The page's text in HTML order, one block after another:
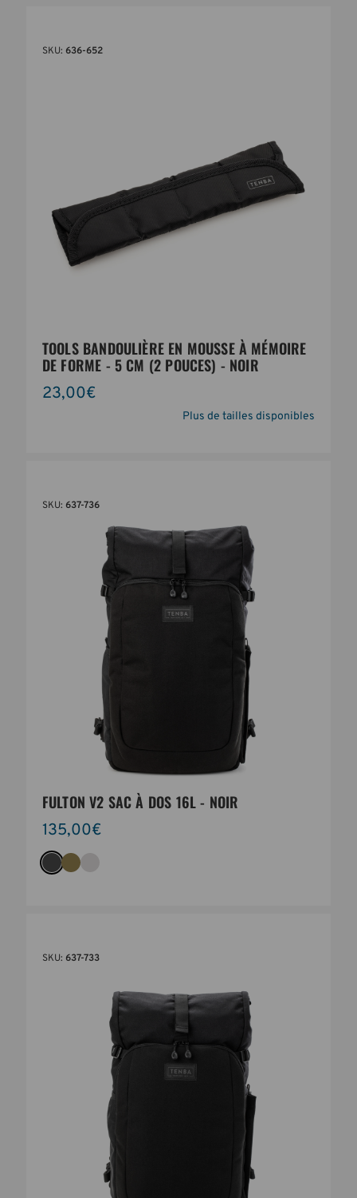
SKU: 636-652
TOOLS BANDOULIÈRE EN MOUSSE À MÉMOIRE
DE FORME - 5 CM (2 POUCES) - NOIR
23,00€
Plus de tailles disponibles
SKU: 637-736
FULTON V2 SAC À DOS 16L - NOIR
135,00€
SKU: 637-733